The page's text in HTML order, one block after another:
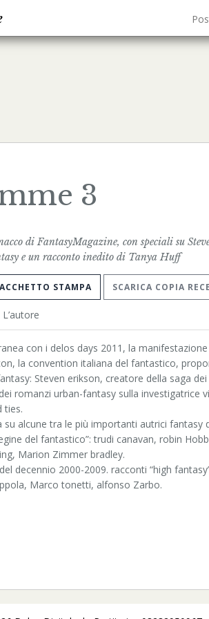
3
di FantasyMagazine, con speciali su
e un racconto inedito di Tanya Huff
STAMPA SCARICA COPIA
L’autore
con i delos days 2011, la
la convention italiana del fantastico,
Steven erikson, creatore della saga
romanzi urban-fantasy sulla investigatrice
ties.
su alcune tra le più importanti autrici fantasy
del fantastico”: trudi canavan, robin
Marion Zimmer bradley.
decennio 2000-2009. racconti “high
Marco tonetti, alfonso Zarbo.